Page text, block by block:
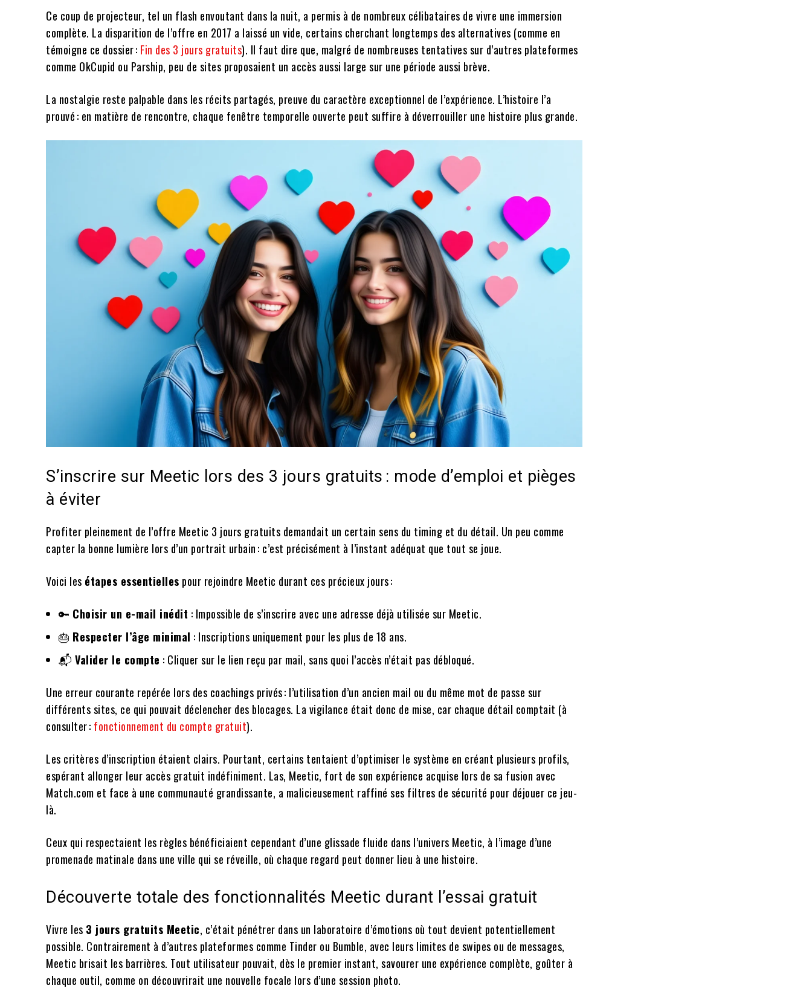
Ce coup de projecteur, tel un flash envoutant dans la nuit, a permis à de nombreux célibataires de vivre une immersion
complète. La disparition de l’offre en 2017 a laissé un vide, certains cherchant longtemps des alternatives (comme en
témoigne ce dossier : Fin des 3 jours gratuits). Il faut dire que, malgré de nombreuses tentatives sur d’autres plateformes
comme OkCupid ou Parship, peu de sites proposaient un accès aussi large sur une période aussi brève.
La nostalgie reste palpable dans les récits partagés, preuve du caractère exceptionnel de l’expérience. L’histoire l’a
prouvé : en matière de rencontre, chaque fenêtre temporelle ouverte peut suffire à déverrouiller une histoire plus grande.
S’inscrire sur Meetic lors des 3 jours gratuits : mode d’emploi et pièges
à éviter
Profiter pleinement de l’offre Meetic 3 jours gratuits demandait un certain sens du timing et du détail. Un peu comme
capter la bonne lumière lors d’un portrait urbain : c’est précisément à l’instant adéquat que tout se joue.
Voici les étapes essentielles pour rejoindre Meetic durant ces précieux jours :
🔑 Choisir un e-mail inédit : Impossible de s’inscrire avec une adresse déjà utilisée sur Meetic.
🎂 Respecter l’âge minimal : Inscriptions uniquement pour les plus de 18 ans.
📬 Valider le compte : Cliquer sur le lien reçu par mail, sans quoi l’accès n’était pas débloqué.
Une erreur courante repérée lors des coachings privés : l’utilisation d’un ancien mail ou du même mot de passe sur
différents sites, ce qui pouvait déclencher des blocages. La vigilance était donc de mise, car chaque détail comptait (à
consulter : fonctionnement du compte gratuit).
Les critères d’inscription étaient clairs. Pourtant, certains tentaient d’optimiser le système en créant plusieurs profils,
espérant allonger leur accès gratuit indéfiniment. Las, Meetic, fort de son expérience acquise lors de sa fusion avec
Match.com et face à une communauté grandissante, a malicieusement raffiné ses filtres de sécurité pour déjouer ce jeu-
là.
Ceux qui respectaient les règles bénéficiaient cependant d’une glissade fluide dans l’univers Meetic, à l’image d’une
promenade matinale dans une ville qui se réveille, où chaque regard peut donner lieu à une histoire.
Découverte totale des fonctionnalités Meetic durant l’essai gratuit
Vivre les 3 jours gratuits Meetic, c’était pénétrer dans un laboratoire d’émotions où tout devient potentiellement
possible. Contrairement à d’autres plateformes comme Tinder ou Bumble, avec leurs limites de swipes ou de messages,
Meetic brisait les barrières. Tout utilisateur pouvait, dès le premier instant, savourer une expérience complète, goûter à
chaque outil, comme on découvrirait une nouvelle focale lors d’une session photo.